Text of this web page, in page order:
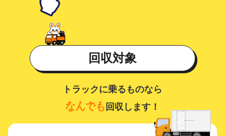
回収対象
トラックに乗るものなら
なんでも 回収します！